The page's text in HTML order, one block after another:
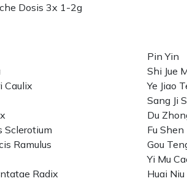
Dosis 3x 1-2g
Pin Yin
Shi Jue
Caulix
Ye Jiao
Sang Ji
Du
Sclerotium
Fu Shen
Ramulus
Gou
Yi Mu
Radix
Huai Niu